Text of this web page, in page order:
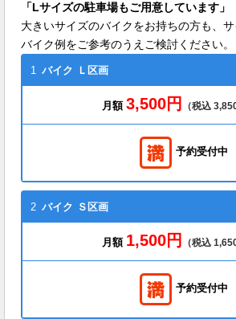
「Lサイズの駐車場もご用意しています」
大きいサイズのバイクをお持ちの方も、
バイク例をご参考のうえご検討ください。
1 バイク Ｌ区画
月額 3,500円 （税込
予約受付中
2 バイク Ｓ区画
月額 1,500円 （税込
予約受付中